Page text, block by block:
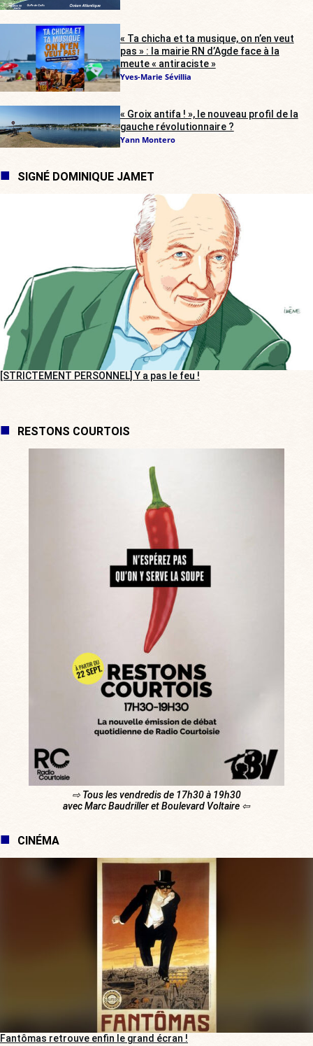
« Ta chicha et ta musique, on n’en veut
pas » : la mairie RN d’Agde face à la
meute « antiraciste »
Yves-Marie Sévillia
« Groix antifa ! », le nouveau profil de la
gauche révolutionnaire ?
Yann Montero
SIGNÉ DOMINIQUE JAMET
[STRICTEMENT PERSONNEL] Y a pas le feu !
RESTONS COURTOIS
⇨ Tous les vendredis de 17h30 à 19h30
avec Marc Baudriller et Boulevard Voltaire ⇦
CINÉMA
Fantômas retrouve enfin le grand écran !